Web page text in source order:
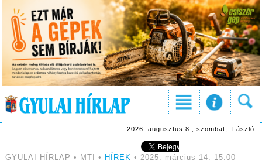
2026. augusztus 8., szombat, László
GYULAI HÍRLAP • MTI • HÍREK • 2025. március 14. 15:00